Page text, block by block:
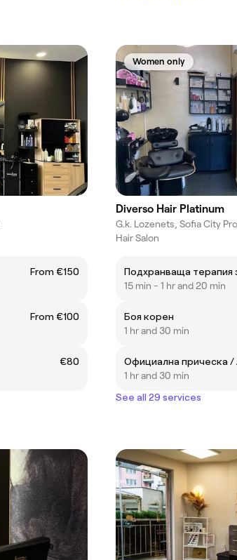
From €150
From €100
€80
Women only
Diverso Hair Platinum
G.k. Lozenets, Sofia City
Hair Salon
Подхранваща терапия
15 min - 1 hr and 20 min
Боя корен
1 hr and 30 min
1 hr and 30 min
See all 29 services